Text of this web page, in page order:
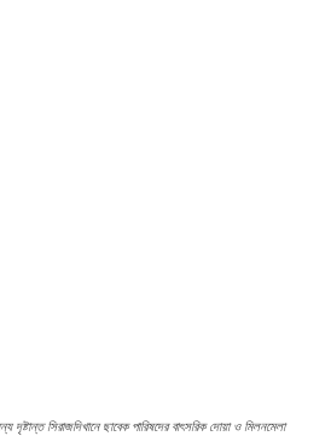
সিরাজদিখানে ছাবেক পারিষদের বাৎসরিক দোয়া ও মিলনমেলা